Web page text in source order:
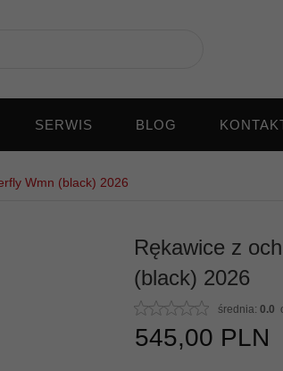
SERWIS BLOG
Wmn (black) 2026
Rękawice z
(black) 2026
średnia: 0.0
545,00 PLN